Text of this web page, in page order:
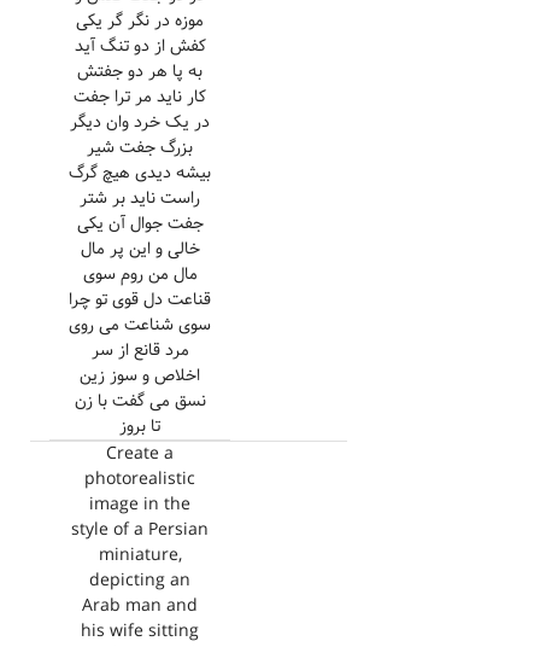
موزه در نگر گر یکی
کفش از دو تنگ آید
به پا هر دو جفتش
کار ناید مر ترا جفت
در یک خرد وان دیگر
بزرگ جفت شیر
بیشه دیدی هیچ گرگ
راست ناید بر شتر
جفت جوال آن یکی
خالی و این پر مال
مال من روم سوی
قناعت دل قوی تو چرا
سوی شناعت می روی
مرد قانع از سر
اخلاص و سوز زین
نسق می گفت با زن
تا بروز
Create a
photorealistic
image in the
style of a Persian
miniature,
depicting an
Arab man and
his wife sitting